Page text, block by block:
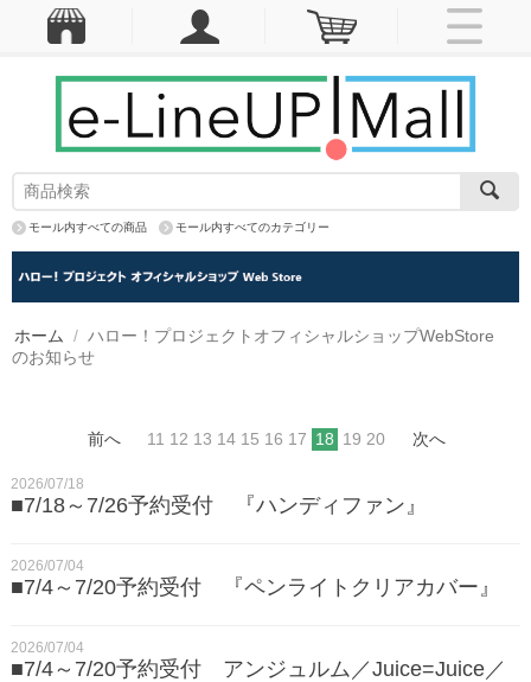
モール内すべての商品 モール内すべてのカテゴリー
ホーム / ハロー！プロジェクトオフィシャルショップWebStore
のお知らせ
前へ 11 12 13 14 15 16 17 18 19 20 次へ
2026/07/18
■7/18～7/26予約受付 『ハンディファン』
2026/07/04
■7/4～7/20予約受付 『ペンライトクリアカバー』
2026/07/04
■7/4～7/20予約受付 アンジュルム／Juice=Juice／